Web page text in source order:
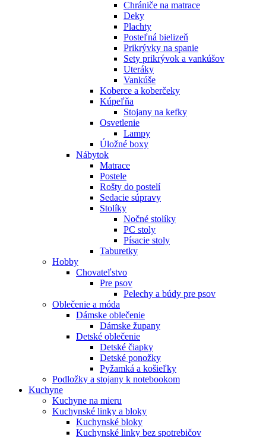
Chrániče na matrace
Deky
Plachty
Posteľná bielizeň
Prikrývky na spanie
Sety prikrývok a vankúšov
Uteráky
Vankúše
Koberce a koberčeky
Kúpeľňa
Stojany na kefky
Osvetlenie
Lampy
Úložné boxy
Nábytok
Matrace
Postele
Rošty do postelí
Sedacie súpravy
Stolíky
Nočné stolíky
PC stoly
Písacie stoly
Taburetky
Hobby
Chovateľstvo
Pre psov
Pelechy a búdy pre psov
Oblečenie a móda
Dámske oblečenie
Dámske župany
Detské oblečenie
Detské čiapky
Detské ponožky
Pyžamká a košieľky
Podložky a stojany k notebookom
Kuchyne
Kuchyne na mieru
Kuchynské linky a bloky
Kuchynské bloky
Kuchynské linky bez spotrebičov